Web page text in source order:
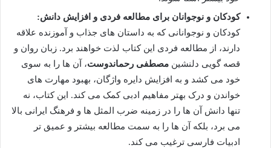
کودکان و نوجوانان برای مطالعه فردی و افزایش دانش:
کودکان و نوجوانانی که به داستان های جذاب و آموزنده علاقه
دارند، از مطالعه فردی این کتاب لذت خواهند برد. زبان روان و
قصه گویی دلنشین مصطفی رحماندوست، آن ها را به سوی
خود می کشد و به افزایش دایره واژگان، بهبود مهارت های
خواندن و درک بهتر مفاهیم ادبی کمک می کند. این کتاب، نه
تنها دانش آن ها را در زمینه ضرب المثل ها و فرهنگ ایرانی بالا
می برد، بلکه آن ها را به سمت مطالعه بیشتر و عمیق تر
ادبیات فارسی ترغیب می کند.